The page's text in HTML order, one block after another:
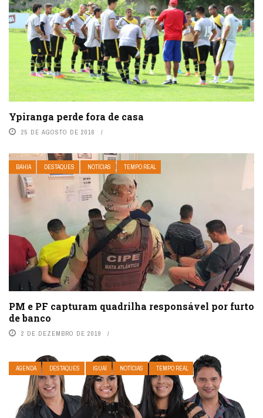
Ypiranga perde fora de casa
25 DE AGOSTO DE 2016
BAHIA DESTAQUES NOTÍCIAS TEMPO REAL
PM e PF capturam quadrilha responsável por furto
de banco
2 DE DEZEMBRO DE 2019
AGENDA DESTAQUES IGUAÍ NOTÍCIAS TEMPO REAL